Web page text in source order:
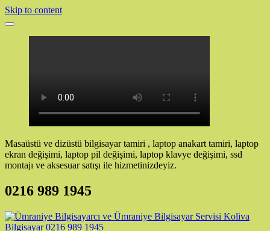
Skip to content
Masaüstü ve dizüstü bilgisayar tamiri , laptop anakart tamiri, laptop
ekran değişimi, laptop pil değişimi, laptop klavye değişimi, ssd
montajı ve aksesuar satışı ile hizmetinizdeyiz.
0216 989 1945